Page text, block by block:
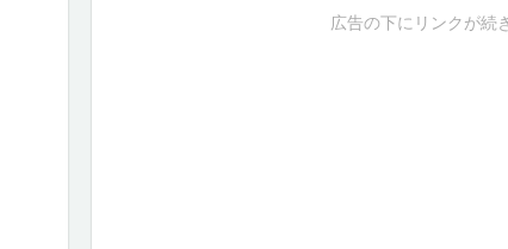
広告の下にリンクが続